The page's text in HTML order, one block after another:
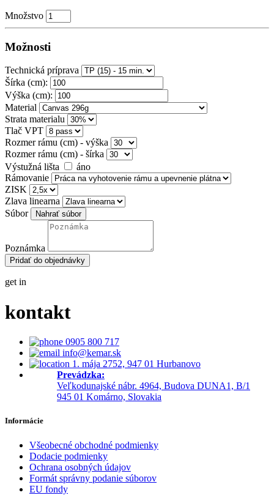
Množstvo
Možnosti
Technická príprava
Šírka (cm):
Výška (cm):
Material
Strata materialu
Tlač VPT
Rozmer rámu (cm) - výška
Rozmer rámu (cm) - šírka
Výstužná lišta
áno
Rámovanie
ZISK
Zlava linearna
Súbor
Nahrať súbor
Poznámka
Pridať do objednávky
get in
kontakt
0905 800 717
info@kemar.sk
1. mája 2752, 947 01 Hurbanovo
Prevádzka:
Veľkodunajské nábr. 4964, Budova DUNA1, B/1
945 01 Komárno, Slovakia
Informácie
Všeobecné obchodné podmienky
Dodacie podmienky
Ochrana osobných údajov
Formát správny podanie súborov
EU fondy